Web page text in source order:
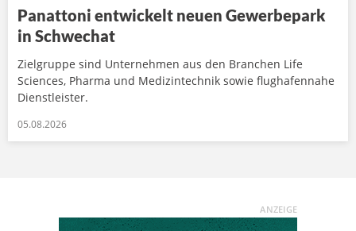
Panattoni entwickelt neuen Gewerbepark
in Schwechat
Zielgruppe sind Unternehmen aus den Branchen Life
Sciences, Pharma und Medizintechnik sowie flughafennahe
Dienstleister.
05.08.2026
ANZEIGE